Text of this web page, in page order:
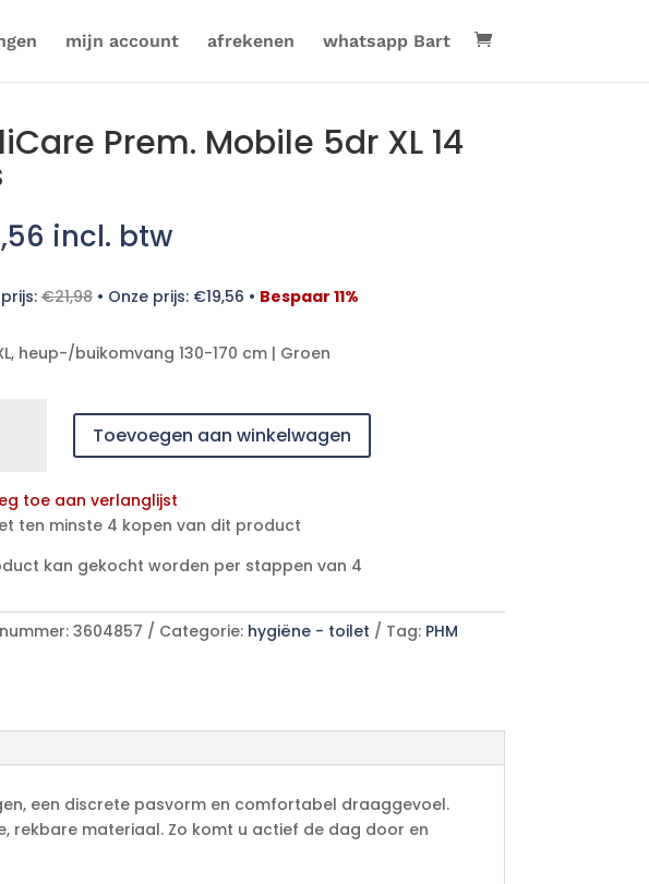
mijn account afrekenen whatsapp Bart
Prem. Mobile 5dr XL 14
incl. btw
€21,98• Onze prijs: €19,56 • Bespaar 11%
heup-/buikomvang 130-170 cm | Groen
Toevoegen aan winkelwagen
toe aan verlanglijst
ten minste 4 kopen van dit product
kan gekocht worden per stappen van 4
3604857 Categorie: hygiëne - toilet Tag: PHM
een discrete pasvorm en comfortabel draaggevoel.
rekbare materiaal. Zo komt u actief de dag door en